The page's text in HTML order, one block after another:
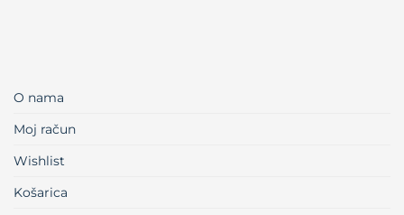
O nama
Moj račun
Wishlist
Košarica